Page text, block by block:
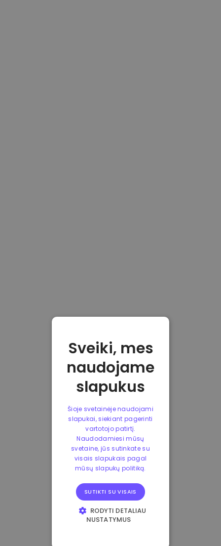
Sveiki, mes
naudojame
slapukus
Šioje svetainėje naudojami
slapukai, siekiant pagerinti
vartotojo patirtį.
Naudodamiesi mūsų
svetaine, jūs sutinkate su
visais slapukais pagal
mūsų slapukų politiką.
SUTIKTI SU VISAIS
RODYTI DETALIAU
NUSTATYMUS